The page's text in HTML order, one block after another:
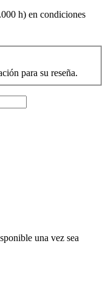
h) en condiciones
para su reseña.
una vez sea